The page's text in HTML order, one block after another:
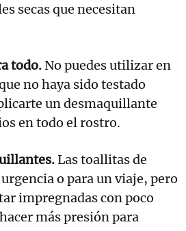
secas que necesitan
todo. No puedes utilizar en
no haya sido testado
un desmaquillante
en todo el rostro.
Las toallitas de
o para un viaje, pero
impregnadas con poco
más presión para